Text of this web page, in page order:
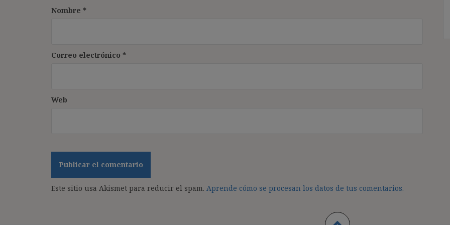
Nombre *
Correo electrónico *
Web
Este sitio usa Akismet para reducir el spam. Aprende cómo se procesan los datos de tus comentarios.